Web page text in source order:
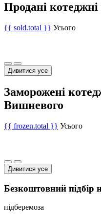
Продані
{{ sold.total }} Усього
Дивитися усе
Заморожені
Вишневого
{{ frozen.total }} Усього
Дивитися усе
Безкоштовний підбір
підберемоза